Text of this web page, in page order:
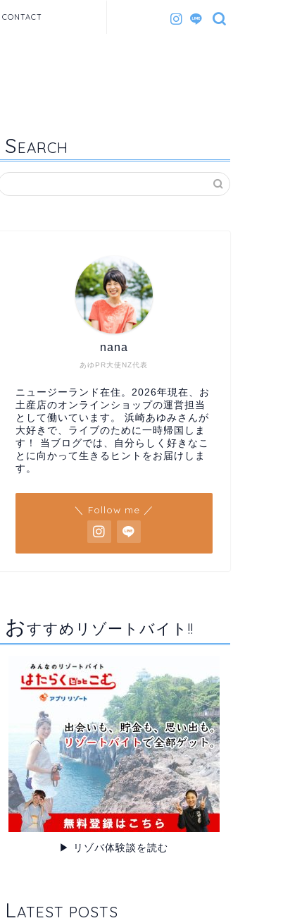
CONTACT
SEARCH
あゆPR大使NZ代表
nana
ニュージーランド在住。2026年現在、お
土産店のオンラインショップの運営担当
として働いています。 浜崎あゆみさんが
大好きで、ライブのために一時帰国しま
す！ 当ブログでは、自分らしく好きなこ
とに向かって生きるヒントをお届けしま
す。
＼ Follow me ／
おすすめリゾートバイト!!
▶ リゾバ体験談を読む
LATEST POSTS